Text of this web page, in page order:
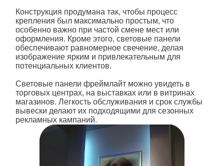
Конструкция продумана так, чтобы процесс
крепления был максимально простым, что
особенно важно при частой смене мест или
оформления. Кроме этого, световые панели
обеспечивают равномерное свечение, делая
изображение ярким и привлекательным для
потенциальных клиентов.
Световые панели фреймлайт можно увидеть в
торговых центрах, на выставках или в витринах
магазинов. Легкость обслуживания и срок службы
вывески делают их подходящими для сезонных
рекламных кампаний.